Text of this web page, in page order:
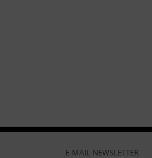
E-MAIL NEWSLETTER